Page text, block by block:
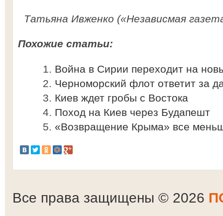
Татьяна Ивженко («Независмая
Похожие статьи:
Война в Сирии переходит на
Черноморский флот ответит за
Киев ждет гробы с Востока
Поход на Киев через Будапешт
«Возвращение Крыма» все
Все права защищены © 2026